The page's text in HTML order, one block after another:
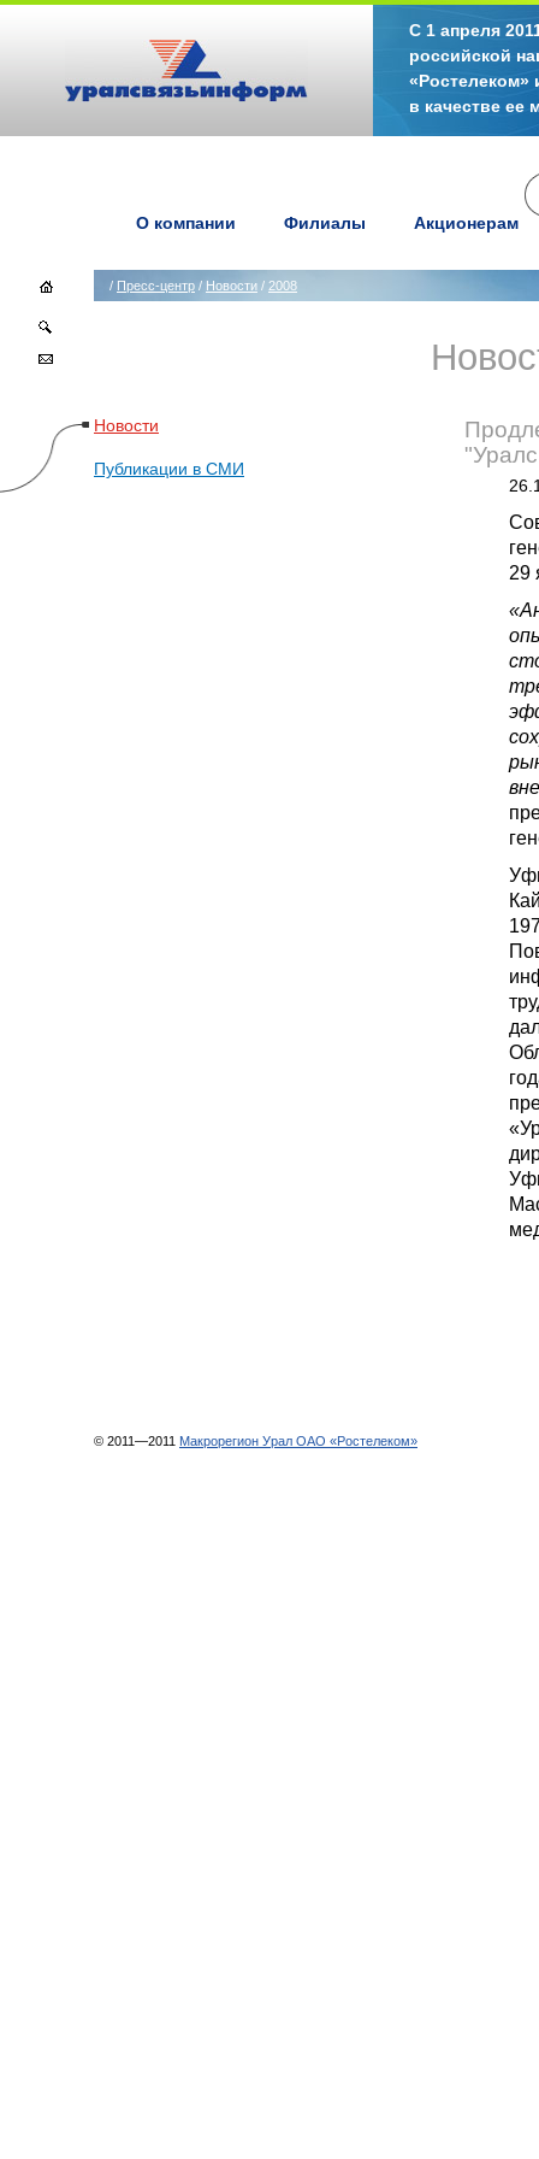
С 1 апреля
российской
«Ростелеком»
в качестве ее
О компании Филиалы Акционерам
/ Пресс-центр / Новости / 2008
Новости
Публикации в СМИ
29
© 2011—2011 Макрорегион Урал ОАО «Ростелеком»